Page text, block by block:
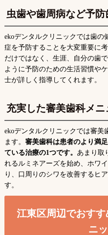
虫歯や歯周病など予
ekoデンタルクリニックでは歯の
症を予防することを大変重要に
だけではなく、生涯、自分の歯
ように予防のための生活習慣や
士が詳しく指導してくれます。
充実した審美歯科メニ
ekoデンタルクリニックでは審
ます。 審美歯科は患者のより満
ている治療の1つです。 あまり取
れるルミネアーズを始め、ホワ
り、口周りのシワを改善するヒ
す。
江東区周辺でおす
ニ